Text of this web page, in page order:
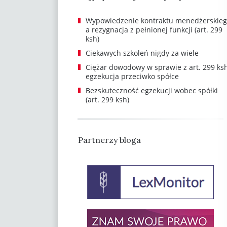
Wypowiedzenie kontraktu
a rezygnacja z pełnionej funkcji (art. 299
ksh)
Ciekawych szkoleń nigdy za wiele
Ciężar dowodowy w sprawie z art. 299
egzekucja przeciwko spółce
Bezskuteczność egzekucji wobec spółki
(art. 299 ksh)
Partnerzy bloga